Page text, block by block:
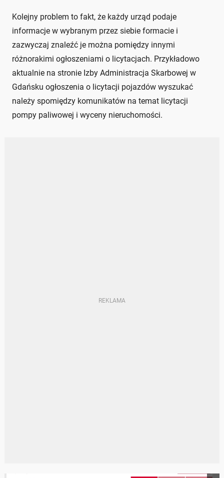
Kolejny problem to fakt, że każdy urząd podaje
informacje w wybranym przez siebie formacie i
zazwyczaj znaleźć je można pomiędzy innymi
różnorakimi ogłoszeniami o licytacjach. Przykładowo
aktualnie na stronie Izby Administracja Skarbowej w
Gdańsku ogłoszenia o licytacji pojazdów wyszukać
należy spomiędzy komunikatów na temat licytacji
pompy paliwowej i wyceny nieruchomości.